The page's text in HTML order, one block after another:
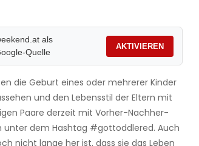
als
Quelle
AKTIVIEREN
die Geburt eines oder mehrerer Kinder
und den Lebensstil der Eltern mit
Paare derzeit mit Vorher-Nachher-
unter dem Hashtag #gottoddlered. Auch
nicht lange her ist, dass sie das Leben